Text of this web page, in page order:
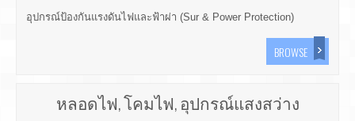
อุปกรณ์ป้องกันแรงดันไฟและฟ้าผ่า (Sur & Power Protection)
BROWSE
หลอดไฟ, โคมไฟ, อุปกรณ์แสงสว่าง